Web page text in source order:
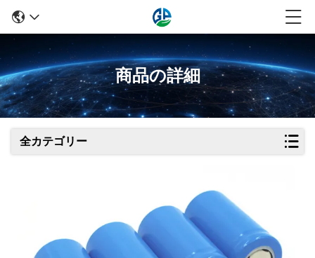
商品の詳細
全カテゴリー